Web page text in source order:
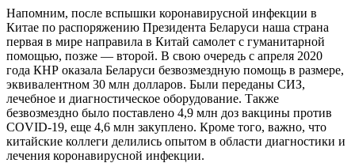
Напомним, после вспышки коронавирусной инфекции в
Китае по распоряжению Президента Беларуси наша страна
первая в мире направила в Китай самолет с гуманитарной
помощью, позже — второй. В свою очередь с апреля 2020
года КНР оказала Беларуси безвозмездную помощь в размере,
эквивалентном 30 млн долларов. Были переданы СИЗ,
лечебное и диагностическое оборудование. Также
безвозмездно было поставлено 4,9 млн доз вакцины против
COVID-19, еще 4,6 млн закуплено. Кроме того, важно, что
китайские коллеги делились опытом в области диагностики и
лечения коронавирусной инфекции.